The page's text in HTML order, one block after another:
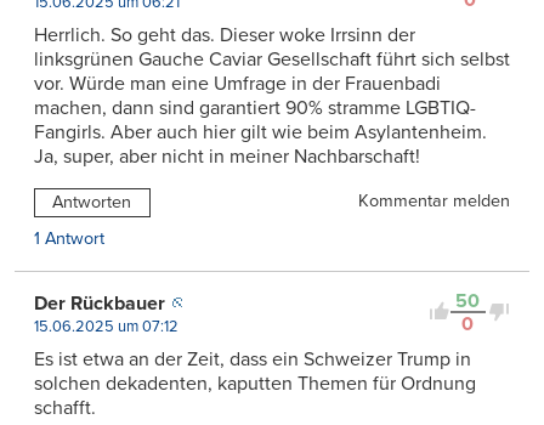
Herrlich. So geht das. Dieser woke Irrsinn der
linksgrünen Gauche Caviar Gesellschaft führt sich selbst
vor. Würde man eine Umfrage in der Frauenbadi
machen, dann sind garantiert 90% stramme LGBTIQ-
Fangirls. Aber auch hier gilt wie beim Asylantenheim.
Ja, super, aber nicht in meiner Nachbarschaft!
Antworten
Kommentar melden
1 Antwort
50
0
Der Rückbauer
15.06.2025 um 07:12
Es ist etwa an der Zeit, dass ein Schweizer Trump in
solchen dekadenten, kaputten Themen für Ordnung
schafft.